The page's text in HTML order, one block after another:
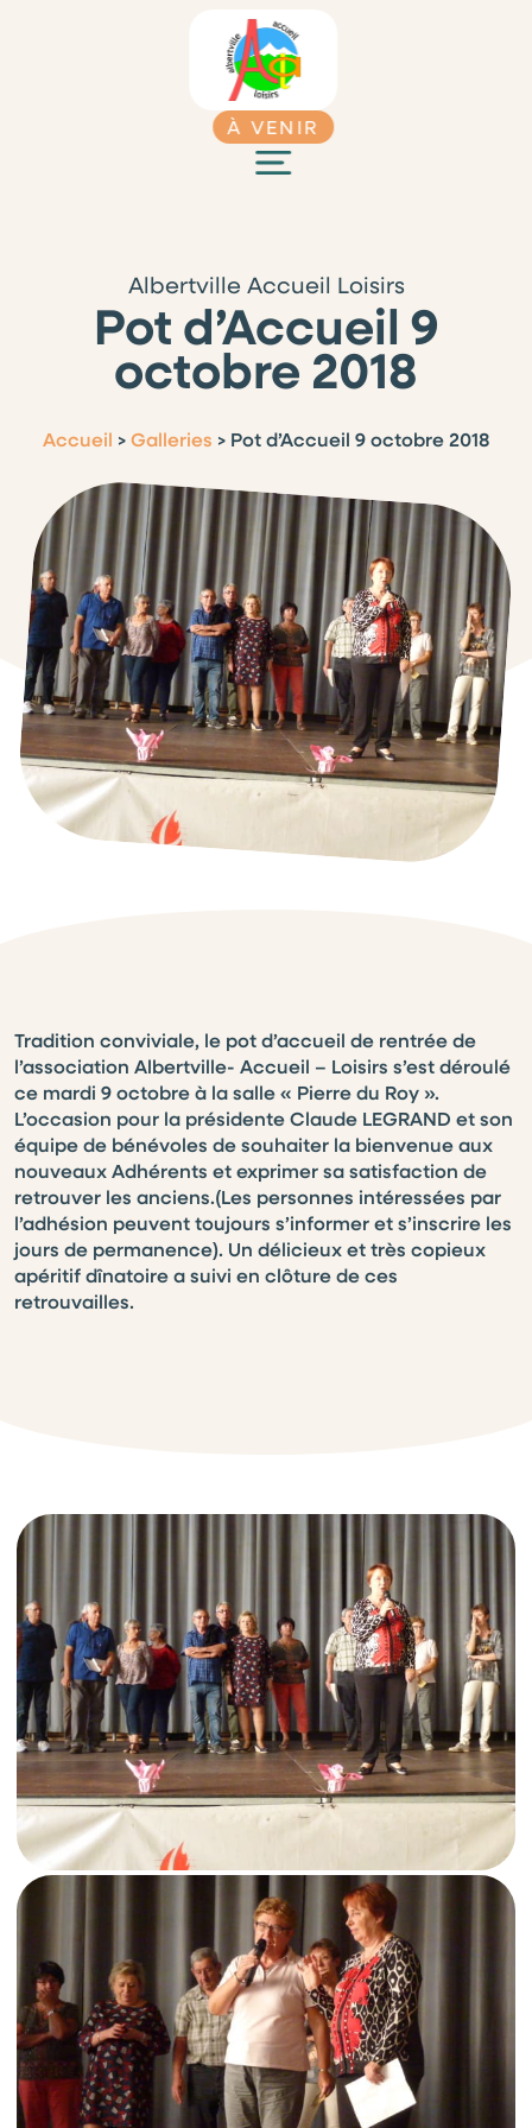
À VENIR
Albertville Accueil Loisirs
Pot d’Accueil 9
octobre 2018
Accueil >Galleries > Pot d’Accueil 9 octobre 2018
Tradition conviviale, le pot d’accueil de rentrée de
l’association Albertville- Accueil – Loisirs s’est déroulé
ce mardi 9 octobre à la salle « Pierre du Roy ».
L’occasion pour la présidente Claude LEGRAND et son
équipe de bénévoles de souhaiter la bienvenue aux
nouveaux Adhérents et exprimer sa satisfaction de
retrouver les anciens.(Les personnes intéressées par
l’adhésion peuvent toujours s’informer et s’inscrire les
jours de permanence). Un délicieux et très copieux
apéritif dînatoire a suivi en clôture de ces
retrouvailles.